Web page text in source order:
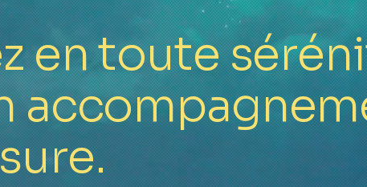
en toute